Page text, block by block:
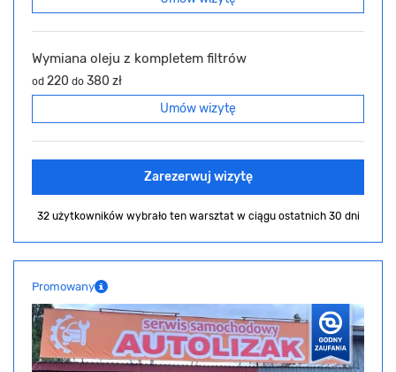
Wymiana oleju z kompletem filtrów
od 220 do 380 zł
Umów wizytę
Zarezerwuj wizytę
32 użytkowników wybrało ten warsztat w ciągu ostatnich 30 dni
Promowany